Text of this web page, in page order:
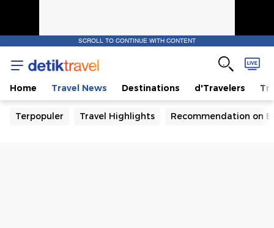
SCROLL TO CONTINUE WITH CONTENT
Home Travel News Destinations d'Travelers
Terpopuler Travel Highlights Recommendation on